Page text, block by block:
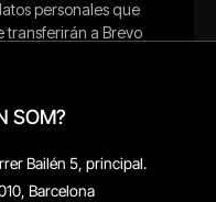
SOM?
Bailén 5, principal.
Barcelona